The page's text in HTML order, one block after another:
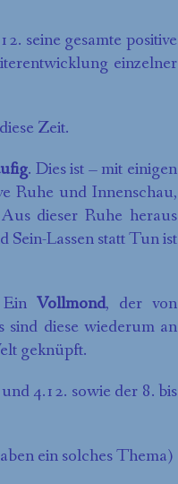
seine gesamte positive
einzelner
Zeit.
. Dies ist – mit einigen
Ruhe und Innenschau,
dieser Ruhe heraus
Sein-Lassen statt Tun ist
EinVollmond, der von
diese wiederum an
geknüpft.
4.12. sowie der 8. bis
ein solches Thema)